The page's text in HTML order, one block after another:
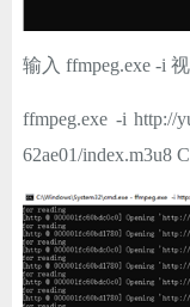
输入 ffmpeg.exe -i
ffmpeg.exe -i http://
62ae01/index.m3u8